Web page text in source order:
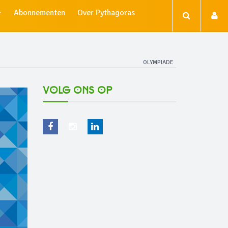
Abonnementen Over Pythagoras
OLYMPIADE
Volg ons op